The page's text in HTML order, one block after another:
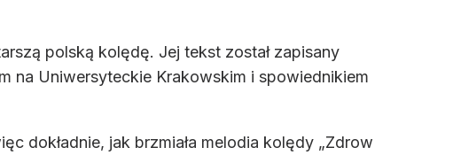
polską kolędę. Jej tekst został zapisany
na Uniwersyteckie Krakowskim i spowiednikiem
dokładnie, jak brzmiała melodia kolędy „Zdrow